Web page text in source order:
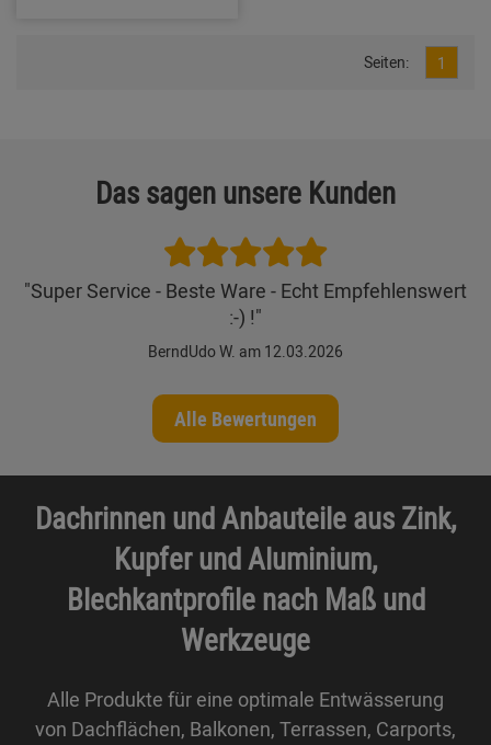
Seiten: 1
Das sagen unsere Kunden
"Super Service - Beste Ware - Echt Empfehlenswert
:-) !"
BerndUdo W. am 12.03.2026
Alle Bewertungen
Dachrinnen und Anbauteile aus Zink,
Kupfer und Aluminium,
Blechkantprofile nach Maß und
Werkzeuge
Alle Produkte für eine optimale Entwässerung
von Dachflächen, Balkonen, Terrassen, Carports,